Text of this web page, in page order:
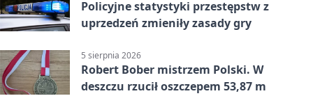
Policyjne statystyki przestępstw z
uprzedzeń zmieniły zasady gry
5 sierpnia 2026
Robert Bober mistrzem Polski. W
deszczu rzucił oszczepem 53,87 m